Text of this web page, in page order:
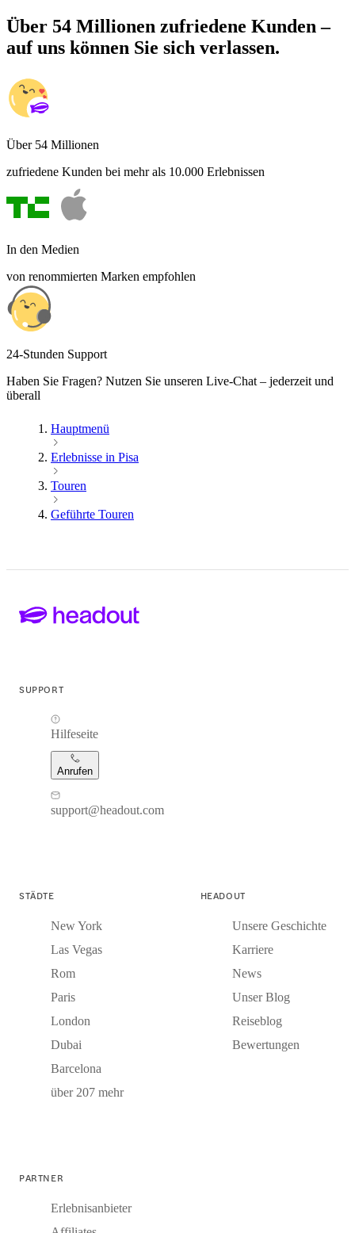
Über 54 Millionen zufriedene Kunden –
auf uns können Sie sich verlassen.
Über 54 Millionen
zufriedene Kunden bei mehr als 10.000 Erlebnissen
In den Medien
von renommierten Marken empfohlen
24-Stunden Support
Haben Sie Fragen? Nutzen Sie unseren Live-Chat – jederzeit und
überall
Hauptmenü
Erlebnisse in Pisa
Touren
Geführte Touren
SUPPORT
Hilfeseite
Anrufen
support@headout.com
STÄDTE
New York
Las Vegas
Rom
Paris
London
Dubai
Barcelona
über 207 mehr
HEADOUT
Unsere Geschichte
Karriere
News
Unser Blog
Reiseblog
Bewertungen
PARTNER
Erlebnisanbieter